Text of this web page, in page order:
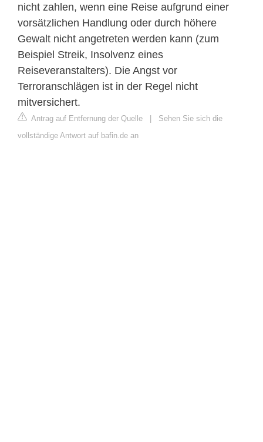
nicht zahlen, wenn eine Reise aufgrund einer
vorsätzlichen Handlung oder durch höhere
Gewalt nicht angetreten werden kann (zum
Beispiel Streik, Insolvenz eines
Reiseveranstalters). Die Angst vor
Terroranschlägen ist in der Regel nicht
mitversichert.
Antrag auf Entfernung der Quelle | Sehen Sie sich die
vollständige Antwort auf bafin.de an